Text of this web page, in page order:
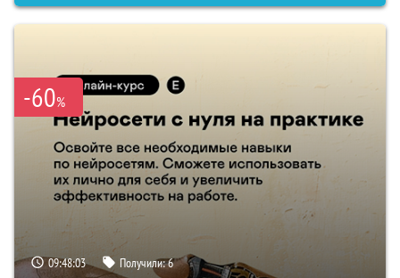
-60%
09:48:02 Получили:6